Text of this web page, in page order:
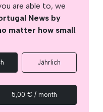
are able to, we
News by
matter how small.
Jährlich
5,00 € / month